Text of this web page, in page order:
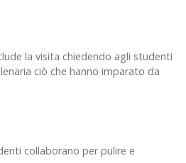
la visita chiedendo agli studenti
ciò che hanno imparato da
collaborano per pulire e